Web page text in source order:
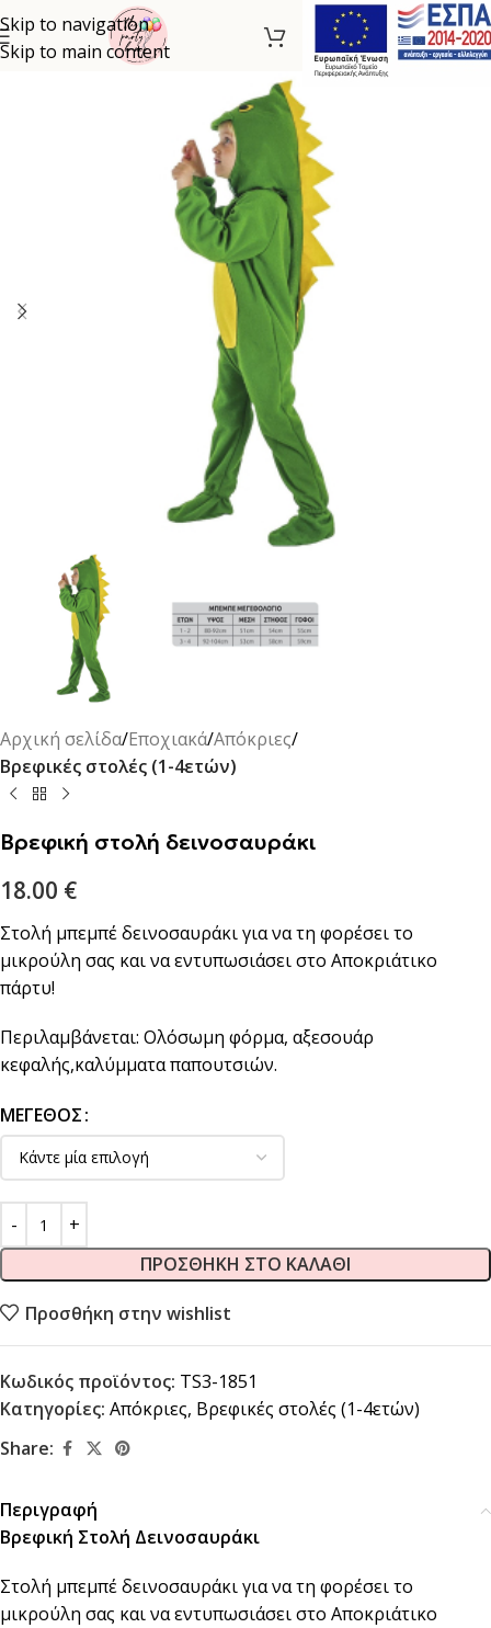
Skip to navigation
Skip to main content
Αρχική σελίδα Εποχιακά Απόκριες
Βρεφικές στολές (1-4ετών)
Βρεφική στολή δεινοσαυράκι
18.00 €
Στολή μπεμπέ δεινοσαυράκι για να τη φορέσει το
μικρούλη σας και να εντυπωσιάσει στο Αποκριάτικο
πάρτυ!
Περιλαμβάνεται: Ολόσωμη φόρμα, αξεσουάρ
κεφαλής,καλύμματα παπουτσιών.
ΜΈΓΕΘΟΣ
ΠΡΟΣΘΉΚΗ ΣΤΟ ΚΑΛΆΘΙ
Προσθήκη στην wishlist
Κωδικός προϊόντος: TS3-1851
Κατηγορίες: Απόκριες, Βρεφικές στολές (1-4ετών)
Share:
Περιγραφή
Βρεφική Στολή Δεινοσαυράκι
Στολή μπεμπέ δεινοσαυράκι για να τη φορέσει το
μικρούλη σας και να εντυπωσιάσει στο Αποκριάτικο